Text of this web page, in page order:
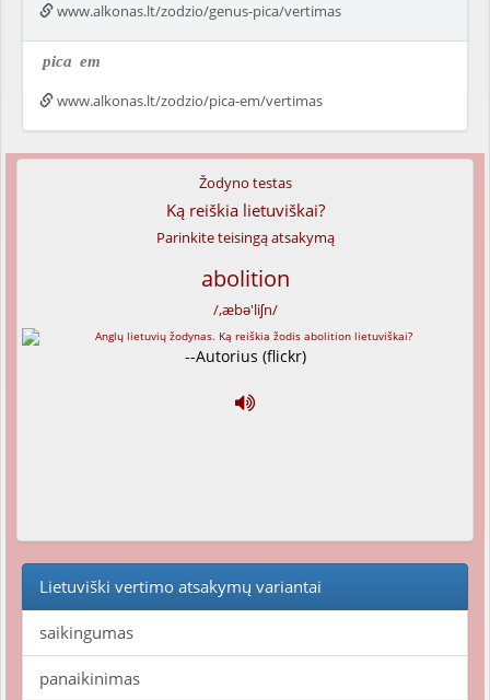
www.alkonas.lt/zodzio/genus-pica/vertimas
pica em
www.alkonas.lt/zodzio/pica-em/vertimas
Žodyno testas
Ką reiškia lietuviškai?
Parinkite teisingą atsakymą
abolition
/,æbə'liʃn/
--Autorius (flickr)
Lietuviški vertimo atsakymų variantai
saikingumas
panaikinimas